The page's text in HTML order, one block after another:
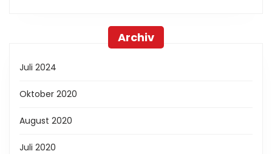
Archiv
Juli 2024
Oktober 2020
August 2020
Juli 2020